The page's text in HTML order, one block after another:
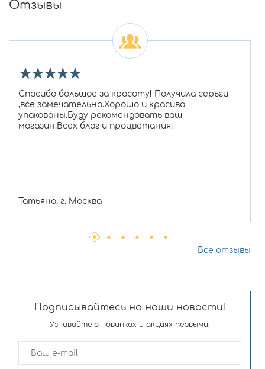
Отзывы
★★★★★
Спасибо большое за красоту! Получила серьги
,все замечательно.Хорошо и красиво
упакованы.Буду рекомендовать ваш
магазин.Всех благ и процветания!
Татьяна, г. Москва
Все отзывы
Подписывайтесь на наши новости!
Узнавайте о новинках и акциях первыми.